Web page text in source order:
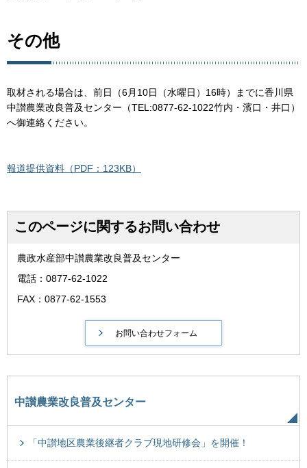
その他
取材される場合は、前日（6月10日（水曜日）16時）までに香川県
中讃農業改良普及センター（TEL:0877-62-1022竹内・濱口・井口）
へ御連絡ください。
報道提供資料（PDF：123KB）
このページに関するお問い合わせ
農政水産部中讃農業改良普及センター
電話：0877-62-1022
FAX：0877-62-1553
中讃農業改良普及センター
「中讃地区農業後継者クラブ現地研修会」を開催！